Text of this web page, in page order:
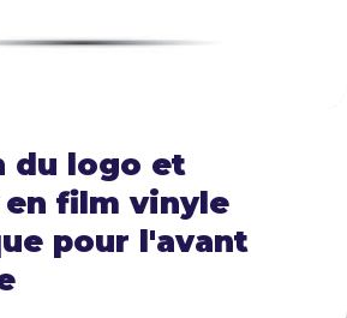
du logo et
film vinyle
pour l'avant